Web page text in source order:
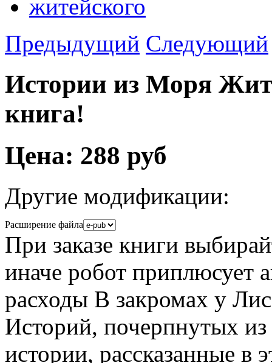
Предыдущий Следующий
Истории из Моря
книга!
Цена: 288 руб
Другие модификации:
Расширение файла
При заказе книги
иначе робот приплюсует
расходы В закромах у
Историй, почерпнутых
истории, рассказанные в